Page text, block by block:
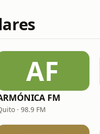
AF
FM
· 98.9 FM